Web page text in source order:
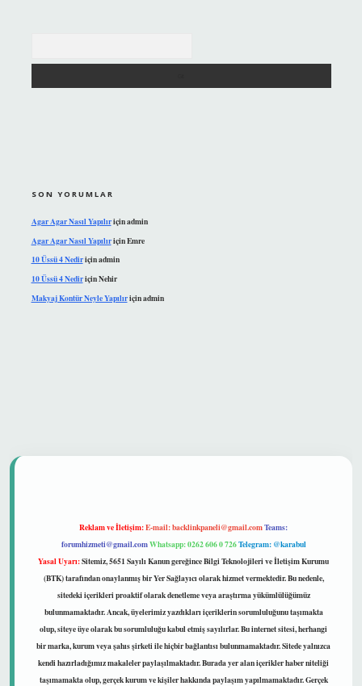
SON YORUMLAR
Agar Agar Nasıl Yapılıriçinadmin
Agar Agar Nasıl YapılıriçinEmre
10 Üssü 4 Nediriçinadmin
10 Üssü 4 NediriçinNehir
Makyaj Kontür Neyle Yapılıriçinadmin
Reklam ve İletişim:E-mail:backlinkpaneli@gmail.comTeams:
forumhizmeti@gmail.comWhatsapp: 0262 606 0 726Telegram: @karabul
Yasal Uyarı:Sitemiz, 5651 Sayılı Kanun gereğince Bilgi Teknolojileri ve İletişim Kurumu
(BTK) tarafından onaylanmış bir Yer Sağlayıcı olarak hizmet vermektedir. Bu nedenle,
sitedeki içerikleri proaktif olarak denetleme veya araştırma yükümlülüğümüz
bulunmamaktadır. Ancak, üyelerimiz yazdıkları içeriklerin sorumluluğunu taşımakta
olup, siteye üye olarak bu sorumluluğu kabul etmiş sayılırlar. Bu internet sitesi, herhangi
bir marka, kurum veya şahıs şirketi ile hiçbir bağlantısı bulunmamaktadır. Sitede yalnızca
kendi hazırladığımız makaleler paylaşılmaktadır. Burada yer alan içerikler haber niteliği
taşımamakta olup, gerçek kurum ve kişiler hakkında paylaşım yapılmamaktadır. Gerçek